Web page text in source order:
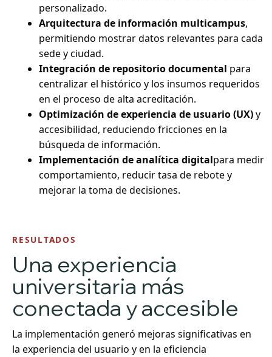
personalizado.
Arquitectura de información multicampus,
permitiendo mostrar datos relevantes para cada
sede y ciudad.
Integración de repositorio documental para
centralizar el histórico y los insumos requeridos
en el proceso de alta acreditación.
Optimización de experiencia de usuario (UX)y
accesibilidad, reduciendo fricciones en la
búsqueda de información.
Implementación de analítica digitalpara medir
comportamiento, reducir tasa de rebote y
mejorar la toma de decisiones.
RESULTADOS
Una experiencia
universitaria más
conectada y accesible
La implementación generó mejoras significativas en
la experiencia del usuario y en la eficiencia